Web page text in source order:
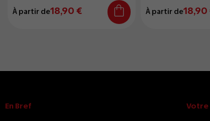
À partir de18,90 € À partir de18,90
En Bref Votre